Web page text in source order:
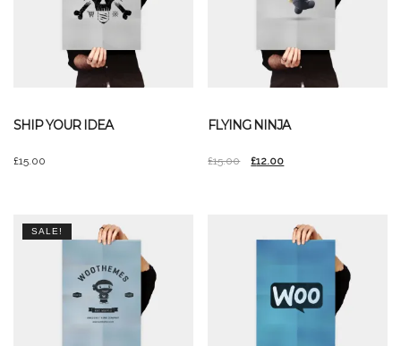
SHIP YOUR IDEA
£15.00
FLYING NINJA
£15.00 £12.00
SALE!